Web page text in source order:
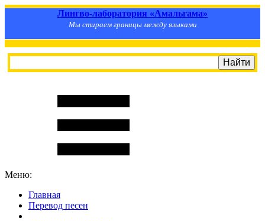
Лингво-лаборатория «Амальгама»
Мы стираем границы между языками
Меню:
Главная
Перевод песен